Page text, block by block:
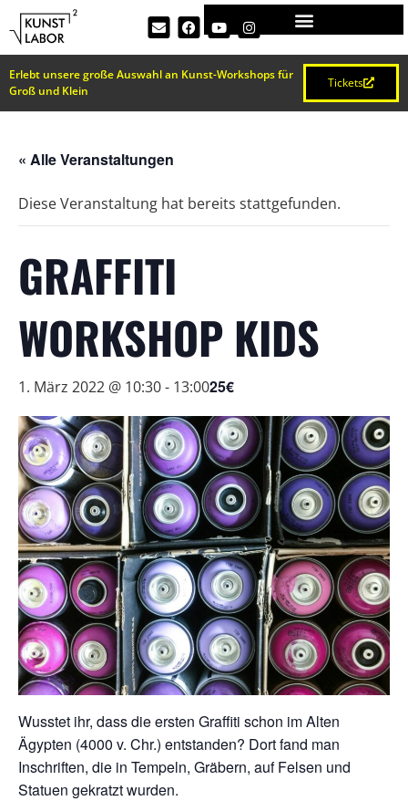
Erlebt unsere große Auswahl an Kunst-Workshops für
Groß und Klein
Tickets
« Alle Veranstaltungen
Diese Veranstaltung hat bereits stattgefunden.
GRAFFITI
WORKSHOP KIDS
1. März 2022 @ 10:30- 13:0025€
Wusstet ihr, dass die ersten Graffiti schon im Alten
Ägypten (4000 v. Chr.) entstanden? Dort fand man
Inschriften, die in Tempeln, Gräbern, auf Felsen und
Statuen gekratzt wurden.